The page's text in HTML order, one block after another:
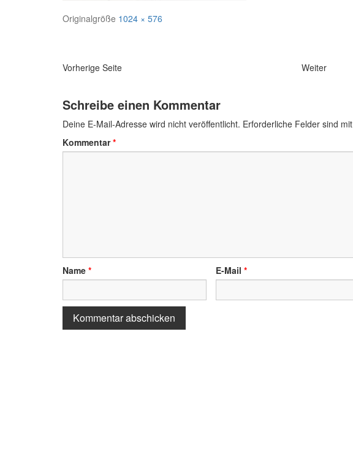
Originalgröße 1024 × 576
Navigation
Vorherige Seite Weiter
Schreibe einen Kommentar
Deine E-Mail-Adresse wird nicht veröffentlicht. Erforderliche Felder sind mit
Kommentar*
Name * E-Mail *